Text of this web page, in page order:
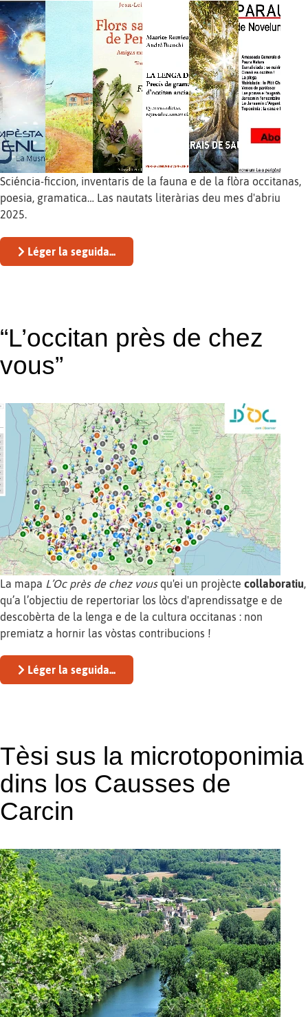
Sciéncia-ficcion, inventaris de la fauna e de la flòra occitanas,
poesia, gramatica… Las nautats literàrias deu mes d'abriu
2025.
Léger la seguida...
“L’occitan près de chez
vous”
La mapa L’Oc près de chez vousqu'ei un projècte collaboratiu
qu’a l’objectiu de repertoriar los lòcs d'aprendissatge e de
descobèrta de la lenga e de la cultura occitanas : non
premiatz a hornir las vòstas contribucions !
Léger la seguida...
Tèsi sus la microtoponimia
dins los Causses de
Carcin